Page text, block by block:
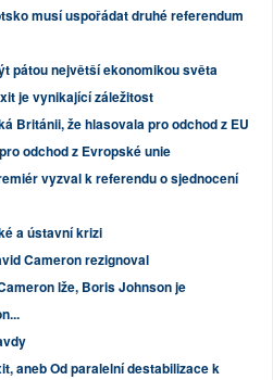
musí uspořádat druhé referendum
pátou největší ekonomikou světa
je vynikající záležitost
Británii, že hlasovala pro odchod z EU
odchod z Evropské unie
vyzval k referendu o sjednocení
a ústavní krizi
Cameron rezignoval
lže, Boris Johnson je
aneb Od paralelní destabilizace k